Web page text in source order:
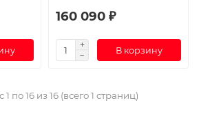
160 090 ₽
В корзину
по 16 из 16 (всего 1 страниц)